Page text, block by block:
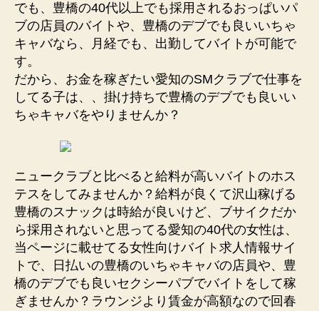
でも、豊橋の40代以上でも採用されるおっぱいパ
ブの店員のバイトや、豊橋のデブでも良いいちゃ
キャバなら、月経でも、出勤してバイトが可能で
す。
だから、お金を稼ぎたい愛知のSMクラブで仕事を
してる子は、、掛け持ちで豊橋のデブでも良いい
ちゃキャバをやりませんか？
ニュークラブと比べると給料が高いバイトのホス
テスをしてみませんか？給料が良くて沢山稼げる
豊橋のスナックは時給が良いけど、ブサイクだか
ら採用されないと思ってる愛知の40代の女性は、
当ページに載せてる女性向けバイト求人情報サイ
トで、日払いの豊橋のいちゃキャバの店員や、豊
橋のデブでも良いセクシーパブでバイトをして稼
ぎませんか？ラウンジより賃金が高額なので回春